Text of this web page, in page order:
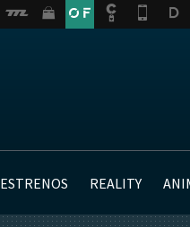
ESTRENOS REALITY